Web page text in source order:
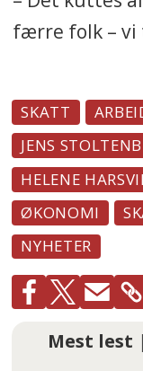
færre folk – vi
SKATT
JENS
HELENE
ØKONOMI
NYHETER
Mest lest